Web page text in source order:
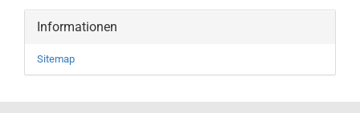
Informationen
Sitemap